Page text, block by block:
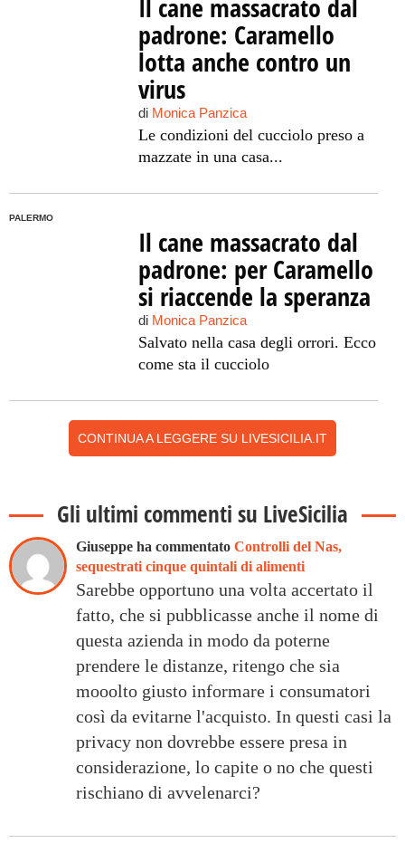
Il cane massacrato dal
padrone: Caramello
lotta anche contro un
virus
di Monica Panzica
Le condizioni del cucciolo preso a
mazzate in una casa...
PALERMO
Il cane massacrato dal
padrone: per Caramello
si riaccende la speranza
di Monica Panzica
Salvato nella casa degli orrori. Ecco
come sta il cucciolo
CONTINUA A LEGGERE SU LIVESICILIA.IT
Gli ultimi commenti su LiveSicilia
Giuseppe ha commentato Controlli del Nas,
sequestrati cinque quintali di alimenti
Sarebbe opportuno una volta accertato il
fatto, che si pubblicasse anche il nome di
questa azienda in modo da poterne
prendere le distanze, ritengo che sia
mooolto giusto informare i consumatori
così da evitarne l'acquisto. In questi casi la
privacy non dovrebbe essere presa in
considerazione, lo capite o no che questi
rischiano di avvelenarci?